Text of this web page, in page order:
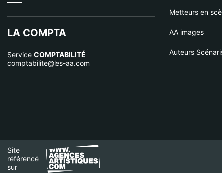
LA COMPTA
Service COMPTABILITÉ
comptabilite@les-aa.com
Metteurs en
AA images
Auteurs
Site
référencé
sur